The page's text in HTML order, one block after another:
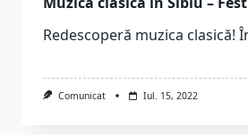
Redescoperă muzica clasică!
Comunicat Iul. 15, 2022